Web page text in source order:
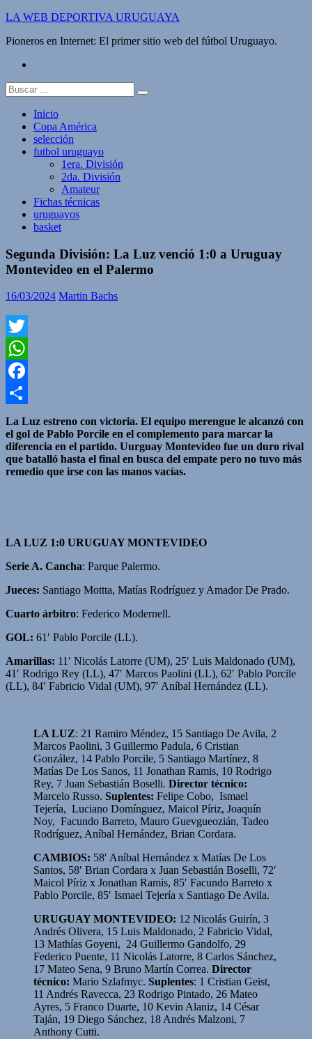
Saltar
contenido
LA WEB DEPORTIVA URUGUAYA
Pioneros en Internet: El primer sitio web del fútbol Uruguayo.
Buscar:
Inicio
Copa América
selección
futbol uruguayo
1era. División
2da. División
Amateur
Fichas técnicas
uruguayos
basket
Segunda División: La Luz venció 1:0 a Uruguay
Montevideo en el Palermo
16/03/2024 Martin Bachs
Twitter
WhatsApp
Facebook
Compartir
La Luz estreno con victoria. El equipo merengue le alcanzó con
el gol de Pablo Porcile en el complemento para marcar la
diferencia en el partido. Uurguay Montevideo fue un duro rival
que batalló hasta el final en busca del empate pero no tuvo más
remedio que irse con las manos vacías.
LA LUZ 1:0 URUGUAY MONTEVIDEO
Serie A. Cancha: Parque Palermo.
Jueces: Santiago Mottta, Matías Rodríguez y Amador De Prado.
Cuarto árbitro: Federico Modernell.
GOL: 61′ Pablo Porcile (LL).
Amarillas: 11′ Nicolás Latorre (UM), 25′ Luis Maldonado (UM),
41′ Rodrigo Rey (LL), 47′ Marcos Paolini (LL), 62′ Pablo Porcile
(LL), 84′ Fabricio Vidal (UM), 97′ Aníbal Hernández (LL).
LA LUZ: 21 Ramiro Méndez, 15 Santiago De Avila, 2
Marcos Paolini, 3 Guillermo Padula, 6 Cristian
González, 14 Pablo Porcile, 5 Santiago Martínez, 8
Matías De Los Sanos, 11 Jonathan Ramis, 10 Rodrigo
Rey, 7 Juan Sebastián Boselli. Director técnico:
Marcelo Russo. Suplentes: Felipe Cobo, Ismael
Tejería, Luciano Domínguez, Maicol Píriz, Joaquín
Noy, Facundo Barreto, Mauro Guevgueozián, Tadeo
Rodríguez, Aníbal Hernández, Brian Cordara.
CAMBIOS: 58′ Aníbal Hernández x Matías De Los
Santos, 58′ Brian Cordara x Juan Sebastián Boselli, 72′
Maicol Píriz x Jonathan Ramis, 85′ Facundo Barreto x
Pablo Porcile, 85′ Ismael Tejería x Santiago De Avila.
URUGUAY MONTEVIDEO: 12 Nicolás Guirín, 3
Andrés Olivera, 15 Luis Maldonado, 2 Fabricio Vidal,
13 Mathías Goyeni, 24 Guillermo Gandolfo, 29
Federico Puente, 11 Nicolás Latorre, 8 Carlos Sánchez,
17 Mateo Sena, 9 Bruno Martín Correa. Director
técnico: Mario Szlafmyc. Suplentes: 1 Cristian Geist,
11 Andrés Ravecca, 23 Rodrigo Pintado, 26 Mateo
Ayres, 5 Franco Duarte, 10 Kevin Alaniz, 14 César
Taján, 19 Diego Sánchez, 18 Andrés Malzoni, 7
Anthony Cutti.